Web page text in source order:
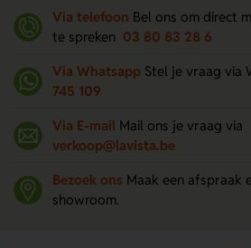
Via telefoon Bel ons om direct
te spreken 03 80 83 28 6
Via Whatsapp Stel je vraag via
745 109
Via E-mail Mail ons je vraag via
verkoop@lavista.be
Bezoek ons Maak een afspraak
showroom.